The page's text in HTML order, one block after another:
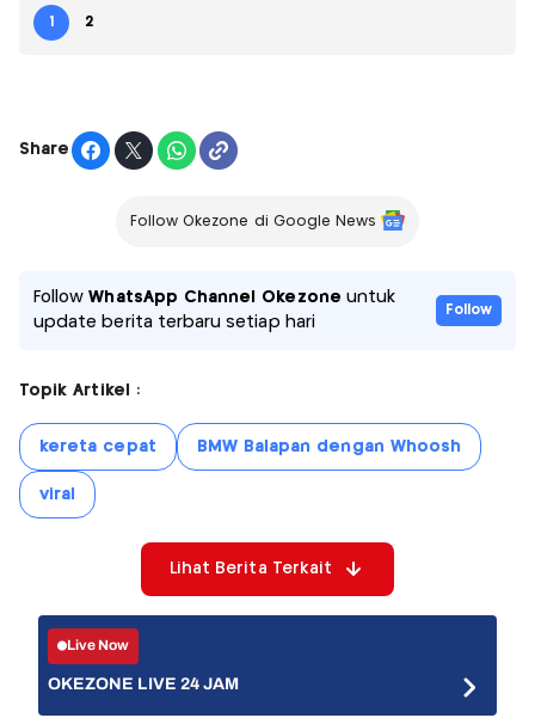
1 2
Share
Follow Okezone di Google News
FollowWhatsApp Channel Okezone untuk
update berita terbaru setiap hari
Follow
Topik Artikel :
kereta cepat BMW Balapan dengan Whoosh
viral
Lihat Berita Terkait
Live Now
OKEZONE LIVE 24 JAM